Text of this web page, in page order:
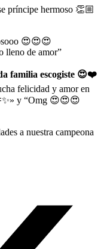
príncipe hermoso 👏🏼
😍😍😍
lleno de amor”
familia escogiste 😍❤️
felicidad y amor en
y “Omg 😍😍😍
a nuestra campeona